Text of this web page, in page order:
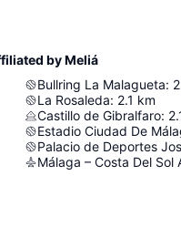
by Meliá
Bullring La Malagueta: 2
La Rosaleda: 2.1 km
Castillo de Gibralfaro:
Estadio Ciudad De
Málaga – Costa Del Sol